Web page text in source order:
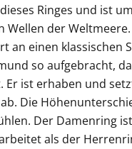
Ringes und ist
Wellen der
an einen klassischen
so aufgebracht,
Er ist erhaben und
Die
Der Damenring
als der